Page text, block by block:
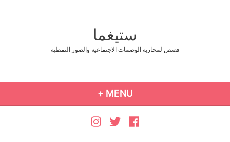
ستيغما
قصص لمحاربة الوصمات الاجتماعية والصور النمطية
MENU
+
Facebook
Twitter
Instagram